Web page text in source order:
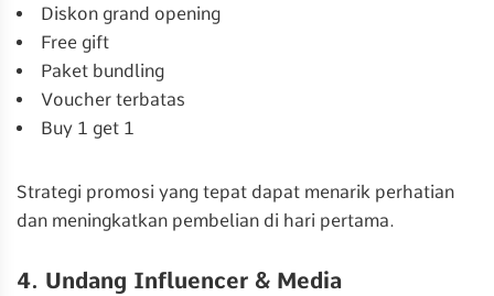
Diskon grand opening
Free gift
Paket bundling
Voucher terbatas
Buy 1 get 1
Strategi promosi yang tepat dapat menarik perhatian
dan meningkatkan pembelian di hari pertama.
4. Undang Influencer & Media